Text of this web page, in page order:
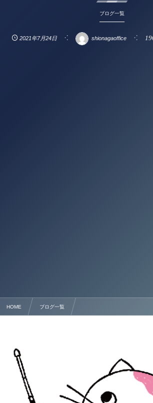
ブログ一覧
2021年7月24日 shionagaoffice
HOME ブログ一覧